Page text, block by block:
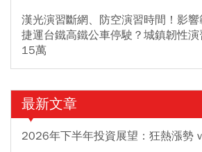
漢光演習斷網、防空演習時間！影
捷運台鐵高鐵公車停駛？城鎮韌性
15萬
最新文章
2026年下半年投資展望：狂熱漲勢